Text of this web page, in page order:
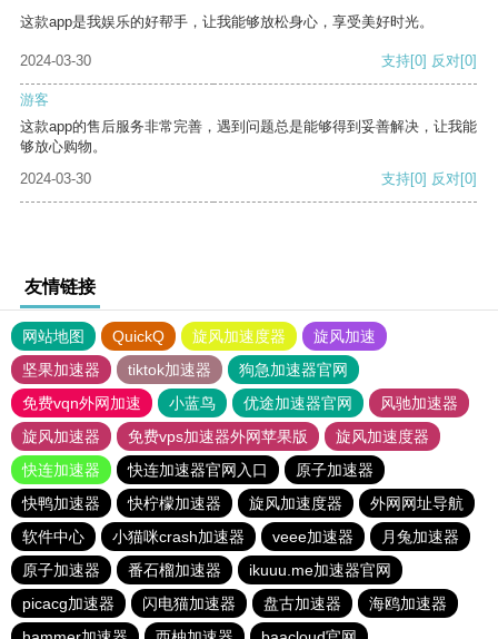
这款app是我娱乐的好帮手，让我能够放松身心，享受美好时光。
2024-03-30 支持[0] 反对[0]
游客
这款app的售后服务非常完善，遇到问题总是能够得到妥善解决，让我能
够放心购物。
2024-03-30
支持[0] 反对[0]
友情链接
网站地图 QuickQ 旋风加速度器
旋风加速
坚果加速器
tiktok加速器
狗急加速器官网
免费vqn外网加速
小蓝鸟 优途加速器官网
风驰加速器
旋风加速器
免费vps加速器外网苹果版
旋风加速度器
快连加速器
快连加速器官网入口
原子加速器
快鸭加速器
快柠檬加速器 旋风加速度器
外网网址导航
软件中心
小猫咪crash加速器 veee加速器
月兔加速器
原子加速器
番石榴加速器
ikuuu.me加速器官网
picacg加速器
闪电猫加速器 盘古加速器
海鸥加速器